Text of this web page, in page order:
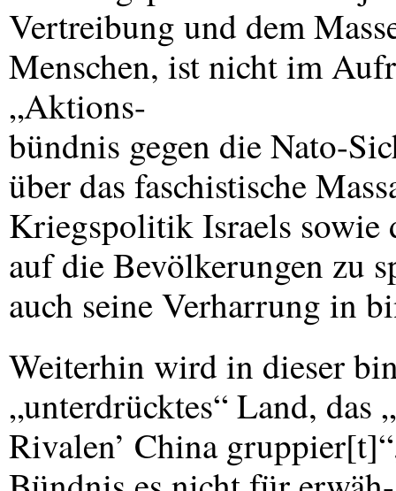
Vertreibung und dem
Menschen, ist nicht im
„Aktions-
bündnis gegen die Nato-
über das faschistische
Kriegspolitik Israels sowie
auf die Bevölkerungen zu
auch seine Verharrung in
Weiterhin wird in dieser
„unterdrücktes“ Land, das
Rivalen’ China